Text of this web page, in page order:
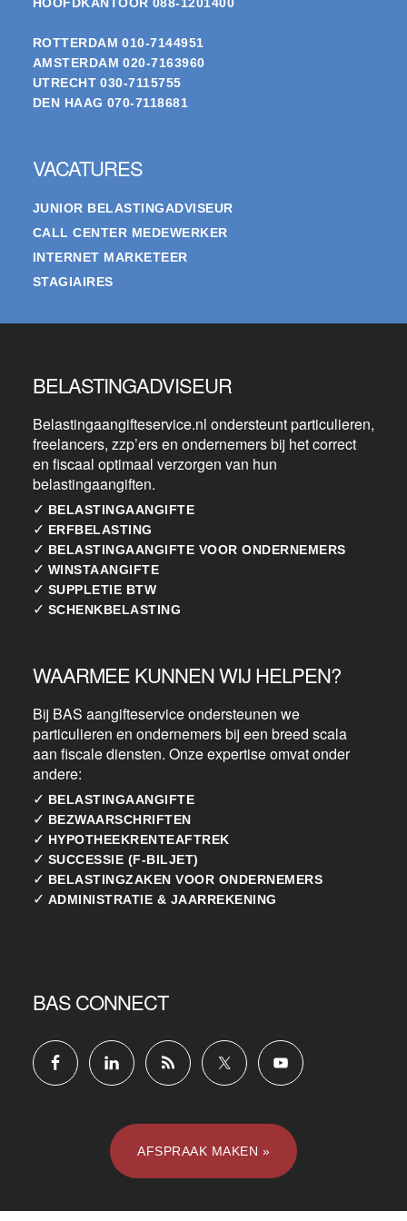
ROTTERDAM 010-7144951
AMSTERDAM 020-7163960
UTRECHT 030-7115755
DEN HAAG 070-7118681
VACATURES
JUNIOR BELASTINGADVISEUR
CALL CENTER MEDEWERKER
INTERNET MARKETEER
STAGIAIRES
BELASTINGADVISEUR
Belastingaangifteservice.nl ondersteunt particulieren,
freelancers, zzp’ers en ondernemers bij het correct
en fiscaal optimaal verzorgen van hun
belastingaangiften.
✓ BELASTINGAANGIFTE
✓ ERFBELASTING
✓ BELASTINGAANGIFTE VOOR ONDERNEMERS
✓ WINSTAANGIFTE
✓ SUPPLETIE BTW
✓ SCHENKBELASTING
WAARMEE KUNNEN WIJ HELPEN?
Bij BAS aangifteservice ondersteunen we
particulieren en ondernemers bij een breed scala
aan fiscale diensten. Onze expertise omvat onder
andere:
✓ BELASTINGAANGIFTE
✓ BEZWAARSCHRIFTEN
✓ HYPOTHEEKRENTEAFTREK
✓ SUCCESSIE (F-BILJET)
✓ BELASTINGZAKEN VOOR ONDERNEMERS
✓ ADMINISTRATIE & JAARREKENING
BAS CONNECT
AFSPRAAK MAKEN »